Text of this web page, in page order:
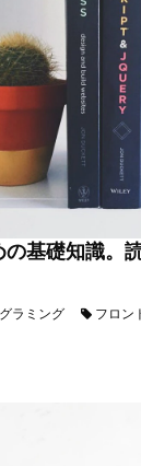
基礎知識。
ラミング フロン